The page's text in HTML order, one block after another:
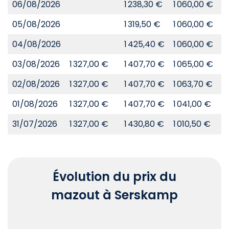
06/08/2026 1 238,30 € 1 060,00 €
05/08/2026
1 319,50 € 1 060,00 €
04/08/2026
1 425,40 € 1 060,00 €
03/08/2026
1 327,00 € 1 407,70 € 1 065,00 €
02/08/2026
1 327,00 € 1 407,70 € 1 063,70 €
01/08/2026
1 327,00 € 1 407,70 € 1 041,00 €
31/07/2026
1 327,00 € 1 430,80 € 1 010,50 €
Évolution du prix du
mazout à Serskamp